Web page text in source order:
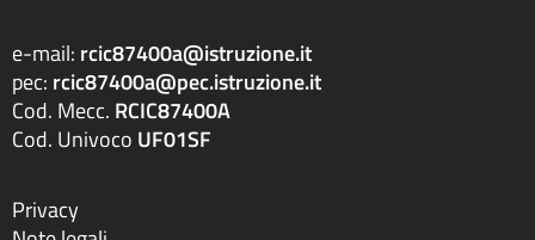
e-mail: rcic87400a@istruzione.it
pec: rcic87400a@pec.istruzione.it
Cod. Mecc. RCIC87400A
Cod. Univoco UF01SF
Privacy